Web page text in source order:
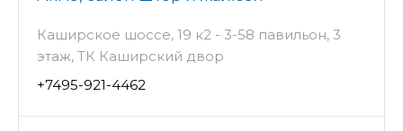
Каширское шоссе, 19 к2 - 3-58 павильон, 3
этаж, ТК Каширский двор
+7495-921-4462